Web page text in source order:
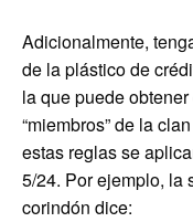
Adicionalmente,
de la plástico de
la que puede
“miembros” de la
estas reglas se
5/24. Por ejemplo, la
corindón dice: